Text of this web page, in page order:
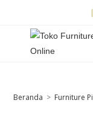
Beranda > Furniture